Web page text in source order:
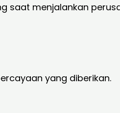
saat menjalankan
yang diberikan.